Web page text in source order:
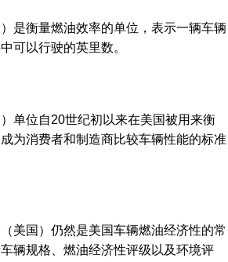
是衡量燃油效率的单位，表示一辆车辆
可以行驶的英里数。
单位自20世纪初以来在美国被用来衡
为消费者和制造商比较车辆性能的标准
美国）仍然是美国车辆燃油经济性的常
辆规格、燃油经济性评级以及环境评